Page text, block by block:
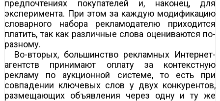
предпочтениях покупателей и, наконец, для
эксперимента. При этом за каждую модификацию
словарного набора рекламодателю приходится
платить, так как различные слова оцениваются по-
разному.
Во-вторых, большинство рекламных Интернет-
агентств принимают оплату за контекстную
рекламу по аукционной системе, то есть при
совпадении ключевых слов у двух конкурентов,
размещающих объявления через одну и ту же